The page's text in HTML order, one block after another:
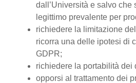
dall’Università e salvo che
legittimo prevalente per
richiedere la limitazione
ricorra una delle ipotesi di
GDPR;
richiedere la portabilità dei
opporsi al trattamento dei